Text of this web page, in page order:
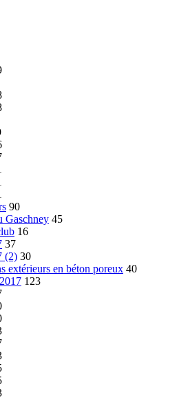
90
Gaschney 45
16
37
(2) 30
extérieurs en béton poreux 40
123